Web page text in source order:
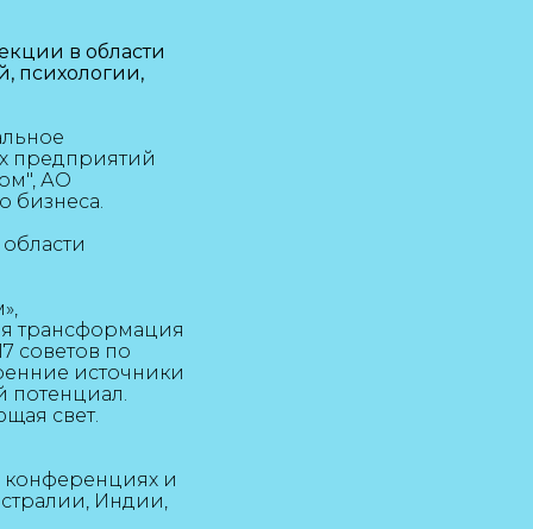
в области
психологии,
предприятий
АО
бизнеса.
трансформация
советов по
источники
потенциал.
свет.
конференциях и
Индии,